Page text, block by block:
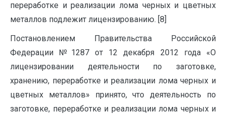
переработке и реализации лома черных и цветных
металлов подлежит лицензированию. [8]
Постановлением Правительства Российской
Федерации №1287 от 12 декабря 2012 года «О
лицензировании деятельности по заготовке,
хранению, переработке и реализации лома черных и
цветных металлов» принято, что деятельность по
заготовке, переработке и реализации лома черных и